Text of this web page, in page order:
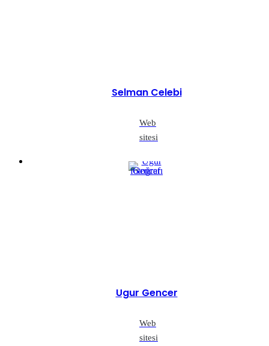
Selman Celebi
Web
sitesi
Ugur Gencer
Web
sitesi